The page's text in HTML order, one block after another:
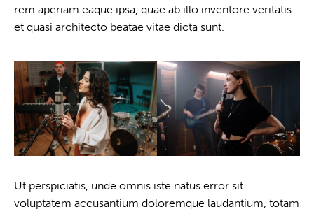
rem aperiam eaque ipsa, quae ab illo inventore veritatis
et quasi architecto beatae vitae dicta sunt.
Ut perspiciatis, unde omnis iste natus error sit
voluptatem accusantium doloremque laudantium, totam